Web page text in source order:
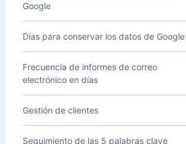
Google
Días para conservar los datos de Google
Frecuencia de informes de correo
electrónico en días
Gestión de clientes
Seguimiento de las 5 palabras clave